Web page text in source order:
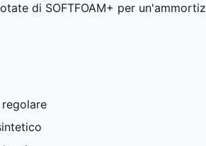
di SOFTFOAM+ per